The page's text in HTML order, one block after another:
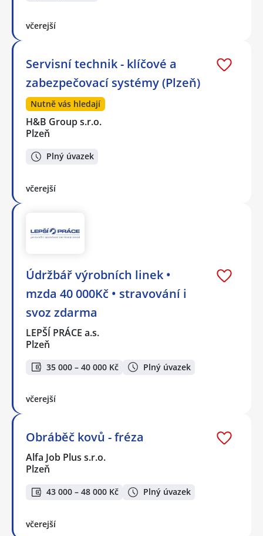
včerejší
Servisní technik - klíčové a
zabezpečovací systémy (Plzeň)
Nutně vás hledají
H&B Group s.r.o.
Plzeň
Plný úvazek
včerejší
Údržbář výrobních linek •
mzda 40 000Kč • stravování i
svoz zdarma
LEPŠÍ PRÁCE a.s.
Plzeň
35 000 – 40 000 Kč Plný úvazek
včerejší
Obráběč kovů - fréza
Alfa Job Plus s.r.o.
Plzeň
43 000 – 48 000 Kč Plný úvazek
včerejší